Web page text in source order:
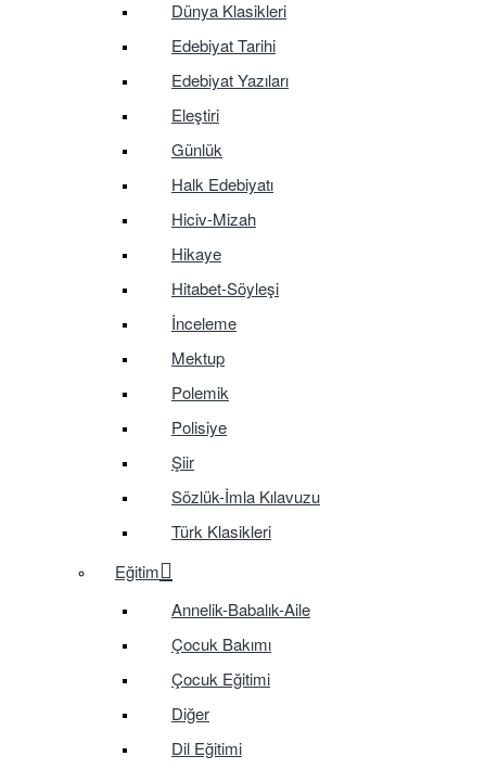
Dünya Klasikleri
Edebiyat Tarihi
Edebiyat Yazıları
Eleştiri
Günlük
Halk Edebiyatı
Hiciv-Mizah
Hikaye
Hitabet-Söyleşi
İnceleme
Mektup
Polemik
Polisiye
Şiir
Sözlük-İmla Kılavuzu
Türk Klasikleri
Eğitim
Annelik-Babalık-Aile
Çocuk Bakımı
Çocuk Eğitimi
Diğer
Dil Eğitimi